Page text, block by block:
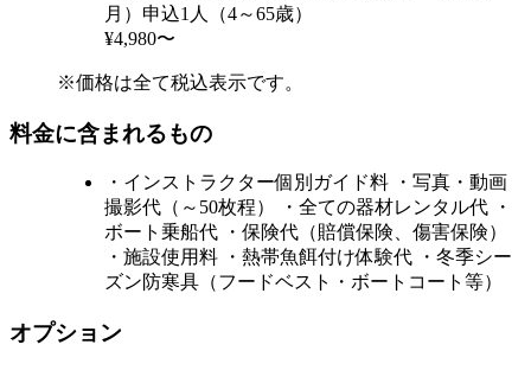
月）申込1人（4～65歳）
¥4,980〜
※価格は全て税込表示です。
料金に含まれるもの
・インストラクター個別ガイド料 ・写真・動画
撮影代（～50枚程） ・全ての器材レンタル代 ・
ボート乗船代 ・保険代（賠償保険、傷害保険）
・施設使用料 ・熱帯魚餌付け体験代 ・冬季シー
ズン防寒具（フードベスト・ボートコート等）
オプション